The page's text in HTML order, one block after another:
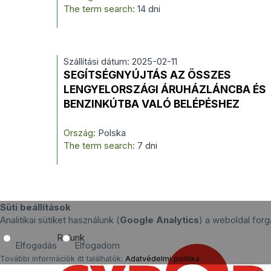
The term search:14 dni
Szállítási dátum: 2025-02-11
SEGÍTSÉGNYÚJTÁS AZ ÖSSZES
LENGYELORSZÁGI ÁRUHÁZLÁNCBA ÉS
BENZINKÚTBA VALÓ BELÉPÉSHEZ
Ország: Polska
The term search: 7 dni
Süti beállítások
Analitikai sütiket használunk (Google Analytics) a weboldal
Elfogadás Elfogadom
További információk itt találhatók: Adatvédelmi politika.
Rólunk